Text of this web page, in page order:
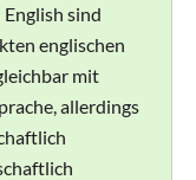
sind
englischen
mit
allerdings